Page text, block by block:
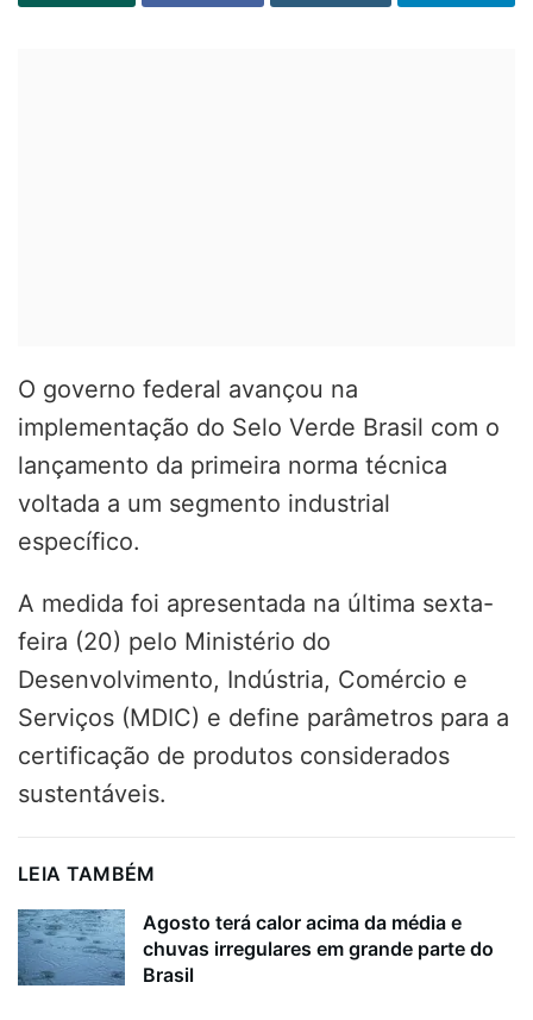
O governo federal avançou na
implementação do Selo Verde Brasil com o
lançamento da primeira norma técnica
voltada a um segmento industrial
específico.
A medida foi apresentada na última sexta-
feira (20) pelo Ministério do
Desenvolvimento, Indústria, Comércio e
Serviços (MDIC) e define parâmetros para a
certificação de produtos considerados
sustentáveis.
LEIA TAMBÉM
Agosto terá calor acima da média e
chuvas irregulares em grande parte do
Brasil